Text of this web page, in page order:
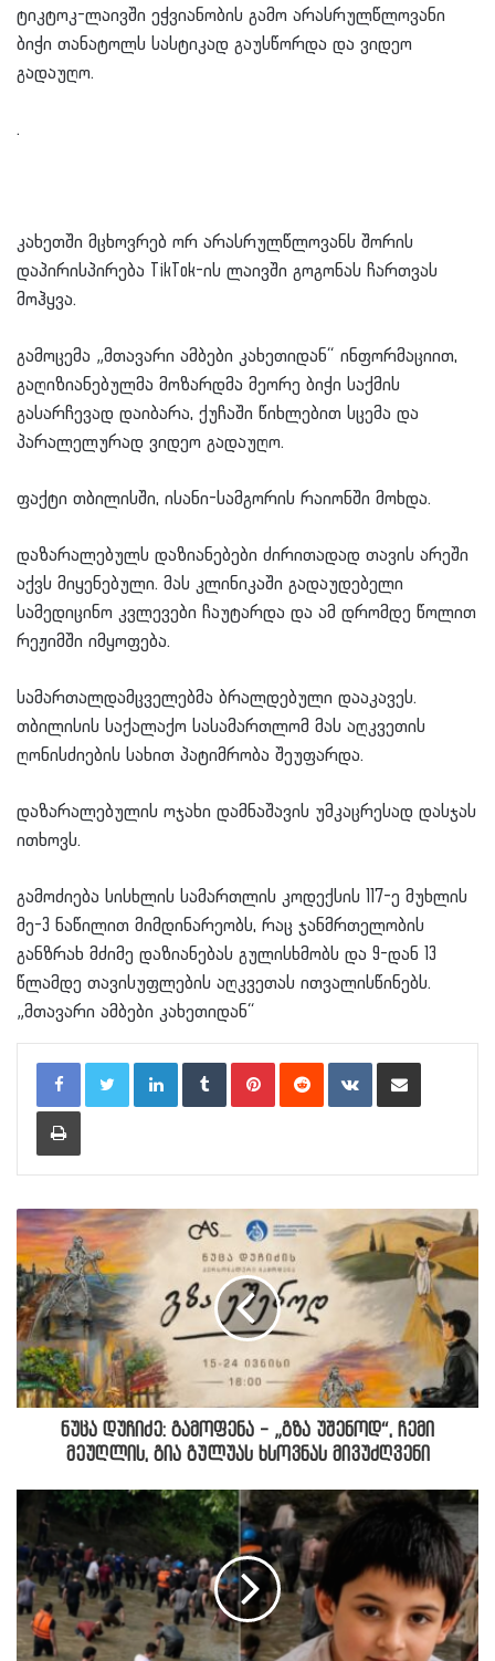
ტიკტოკ-ლაივში ეჭვიანობის გამო არასრულწლოვანი
ბიჭი თანატოლს სასტიკად გაუსწორდა და ვიდეო
გადაუღო.
.
კახეთში მცხოვრებ ორ არასრულწლოვანს შორის
დაპირისპირება TikTok-ის ლაივში გოგონას ჩართვას
მოჰყვა.
გამოცემა „მთავარი ამბები კახეთიდან“ ინფორმაციით,
გაღიზიანებულმა მოზარდმა მეორე ბიჭი საქმის
გასარჩევად დაიბარა, ქუჩაში წიხლებით სცემა და
პარალელურად ვიდეო გადაუღო.
ფაქტი თბილისში, ისანი-სამგორის რაიონში მოხდა.
დაზარალებულს დაზიანებები ძირითადად თავის არეში
აქვს მიყენებული. მას კლინიკაში გადაუდებელი
სამედიცინო კვლევები ჩაუტარდა და ამ დრომდე წოლით
რეჟიმში იმყოფება.
სამართალდამცველებმა ბრალდებული დააკავეს.
თბილისის საქალაქო სასამართლომ მას აღკვეთის
ღონისძიების სახით პატიმრობა შეუფარდა.
დაზარალებულის ოჯახი დამნაშავის უმკაცრესად დასჯას
ითხოვს.
გამოძიება სისხლის სამართლის კოდექსის 117-ე მუხლის
მე-3 ნაწილით მიმდინარეობს, რაც ჯანმრთელობის
განზრახ მძიმე დაზიანებას გულისხმობს და 9-დან 13
წლამდე თავისუფლების აღკვეთას ითვალისწინებს.
„მთავარი ამბები კახეთიდან“
LinkedInTumblr PinterestReddit VKontakteShare via Email
Print
ნუცა დუჩიძე: გამოფენა - „გზა უშენოდ“, ჩემი
მეუღლის, გია გულუას ხსოვნას მივუძღვენი